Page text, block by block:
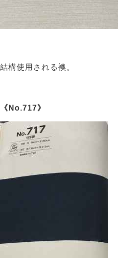
結構使用される襖。
《No.717》